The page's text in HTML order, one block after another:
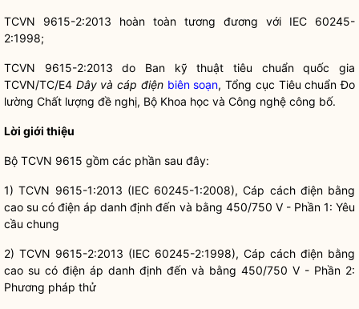
TCVN 9615-2:2013 hoàn toàn tương đương với IEC 60245-
2:1998;
TCVN 9615-2:2013 do Ban kỹ thuật tiêu chuẩnquốc gia
TCVN/TC/E4 Dây và cáp điện biên soạn, Tổng cục Tiêu chuẩn Đo
lường Chất lượng đề nghị, Bộ Khoa học và Công nghệ công bố.
Lời giới thiệu
Bộ TCVN 9615 gồm các phần sau đây:
1) TCVN 9615-1:2013 (IEC 60245-1:2008), Cáp cách điện bằng
cao su có điện áp danh định đến và bằng 450/750 V - Phần 1: Yêu
cầu chung
2) TCVN 9615-2:2013 (IEC 60245-2:1998), Cáp cách điện bằng
cao su có điện áp danh định đến và bằng 450/750 V - Phần 2:
Phương pháp thử